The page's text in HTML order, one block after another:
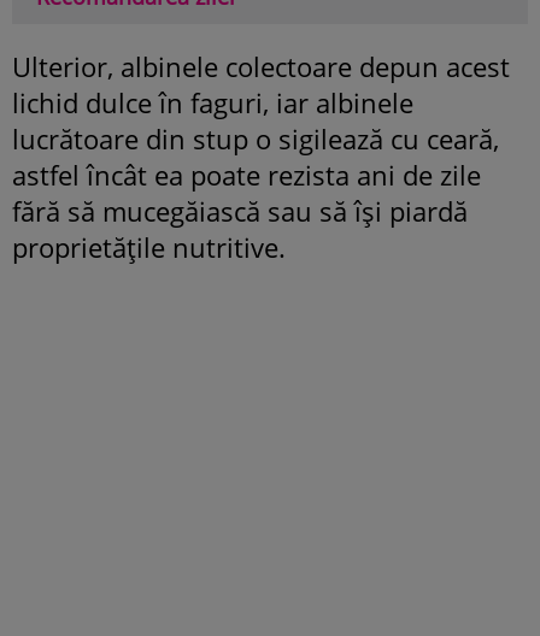
Ulterior, albinele colectoare depun acest
lichid dulce în faguri, iar albinele
lucrătoare din stup o sigilează cu ceară,
astfel încât ea poate rezista ani de zile
fără să mucegăiască sau să își piardă
proprietățile nutritive.